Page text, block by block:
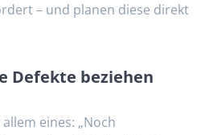
– und planen diese direkt
Defekte beziehen
eines: „Noch